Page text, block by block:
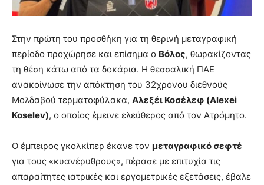
Στην πρώτη του προσθήκη για τη θερινή μεταγραφική
περίοδο προχώρησε και επίσημα ο Βόλος, θωρακίζοντας
τη θέση κάτω από τα δοκάρια. Η θεσσαλική ΠΑΕ
ανακοίνωσε την απόκτηση του 32χρονου διεθνούς
Μολδαβού τερματοφύλακα, Αλεξέι Κοσέλεφ (Alexei
Koselev), ο οποίος έμεινε ελεύθερος από τον Ατρόμητο.
Ο έμπειρος γκολκίπερ έκανε τον μεταγραφικό σεφτέ
για τους «κυανέρυθρους», πέρασε με επιτυχία τις
απαραίτητες ιατρικές και εργομετρικές εξετάσεις, έβαλε